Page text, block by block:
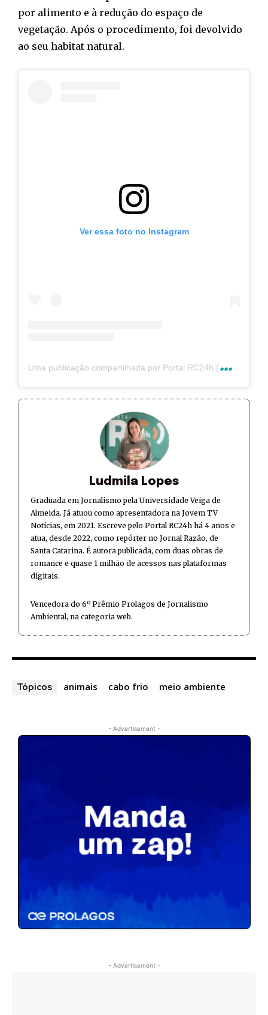
por alimento e à redução do espaço de
vegetação. Após o procedimento, foi devolvido
ao seu habitat natural.
Ver essa foto no Instagram
U
ma publicação compartilhada por Portal RC24h (@rc24hnoticias)
Ludmila Lopes
Graduada em Jornalismo pela Universidade Veiga de
Almeida. Já atuou como apresentadora na Jovem TV
Notícias, em 2021. Escreve pelo Portal RC24h há 4 anos e
atua, desde 2022, como repórter no Jornal Razão, de
Santa Catarina. É autora publicada, com duas obras de
romance e quase 1 milhão de acessos nas plataformas
digitais.
Vencedora do 6º Prêmio Prolagos de Jornalismo
Ambiental, na categoria web.
Tópicos animais cabo frio meio ambiente
- Advertisement -
- Advertisement -